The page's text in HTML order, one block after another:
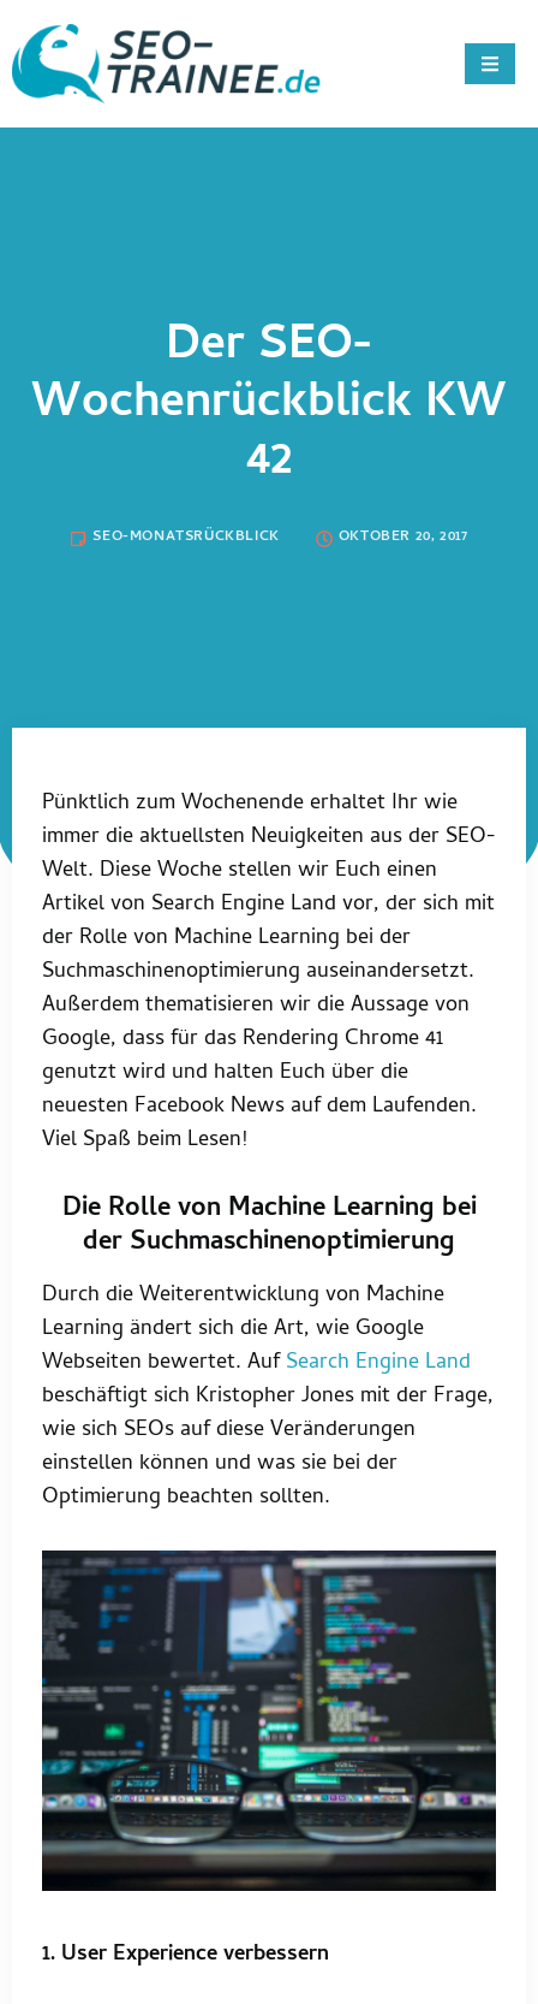
Der SEO-
Wochenrückblick KW
42
SEO-MONATSRÜCKBLICK OKTOBER 20, 2017
Pünktlich zum Wochenende erhaltet Ihr wie
immer die aktuellsten Neuigkeiten aus der SEO-
Welt. Diese Woche stellen wir Euch einen
Artikel von Search Engine Land vor, der sich mit
der Rolle von Machine Learning bei der
Suchmaschinenoptimierung auseinandersetzt.
Außerdem thematisieren wir die Aussage von
Google, dass für das Rendering Chrome 41
genutzt wird und halten Euch über die
neuesten Facebook News auf dem Laufenden.
Viel Spaß beim Lesen!
Die Rolle von Machine Learning bei
der Suchmaschinenoptimierung
Durch die Weiterentwicklung von Machine
Learning ändert sich die Art, wie Google
Webseiten bewertet. AufSearch Engine Land
beschäftigt sich Kristopher Jones mit der Frage,
wie sich SEOs auf diese Veränderungen
einstellen können und was sie bei der
Optimierung beachten sollten.
1. User Experience verbessern